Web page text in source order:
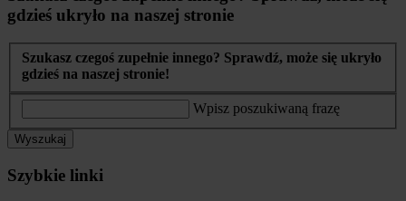
gdzieś ukryło na naszej stronie
Szukasz czegoś zupełnie innego? Sprawdź, może się ukryło
gdzieś na naszej stronie!
Wpisz poszukiwaną frazę
Wyszukaj
Szybkie linki